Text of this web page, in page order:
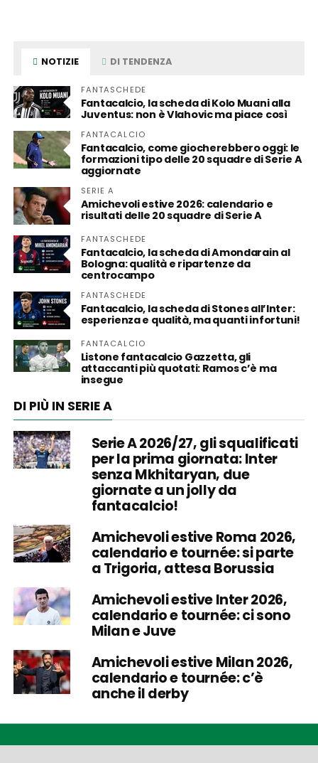
NOTIZIE DI TENDENZA
FANTASCHEDE
Fantacalcio, la scheda di Kolo Muani alla
Juventus: non è Vlahovic ma piace così
FANTACALCIO
Fantacalcio, come giocherebbero oggi: le
formazioni tipo delle 20 squadre di Serie A
aggiornate
SERIE A
Amichevoli estive 2026: calendario e
risultati delle 20 squadre di Serie A
FANTASCHEDE
Fantacalcio, la scheda di Amondarain al
Bologna: qualità e ripartenze da
centrocampo
FANTASCHEDE
Fantacalcio, la scheda di Stones all’Inter:
esperienza e qualità, ma quanti infortuni!
FANTACALCIO
Listone fantacalcio Gazzetta, gli
attaccanti più quotati: Ramos c’è ma
insegue
DI PIÙ IN SERIE A
Serie A 2026/27, gli squalificati
per la prima giornata: Inter
senza Mkhitaryan, due
giornate a un jolly da
fantacalcio!
Amichevoli estive Roma 2026,
calendario e tournée: si parte
a Trigoria, attesa Borussia
Amichevoli estive Inter 2026,
calendario e tournée: ci sono
Milan e Juve
Amichevoli estive Milan 2026,
calendario e tournée: c’è
anche il derby